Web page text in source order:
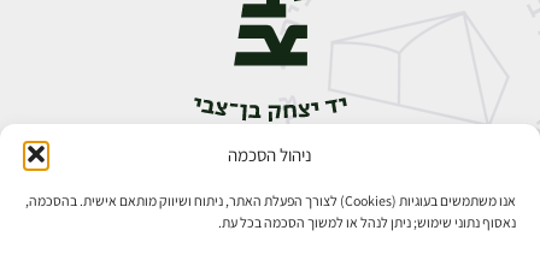
ניהול הסכמה
אנו משתמשים בעוגיות (Cookies) לצורך הפעלת האתר, ניתוח ושיווק מותאם אישית. בהסכמה,
נאסוף נתוני שימוש; ניתן לנהל או למשוך הסכמה בכל עת.
אבן גבירול 14, רחביה, ירושלים